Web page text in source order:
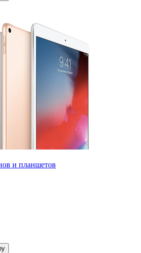
и планшетов